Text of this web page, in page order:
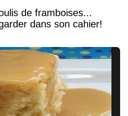
de framboises...
dans son cahier!